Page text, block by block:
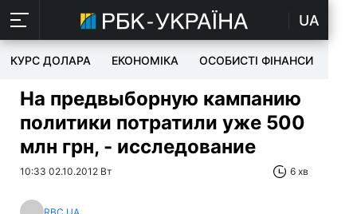
UA
КУРС ДОЛАРА ЕКОНОМІКА ОСОБИСТІ ФІНАНСИ
На предвыборную кампанию
политики потратили уже 500
млн грн, - исследование
10:33 02.10.2012 Вт 6 хв
RBC.UA